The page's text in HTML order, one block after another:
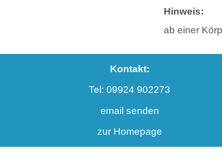
Hinweis:
ab einer
Kontakt:
Tel: 09924 902273
email senden
zur Homepage